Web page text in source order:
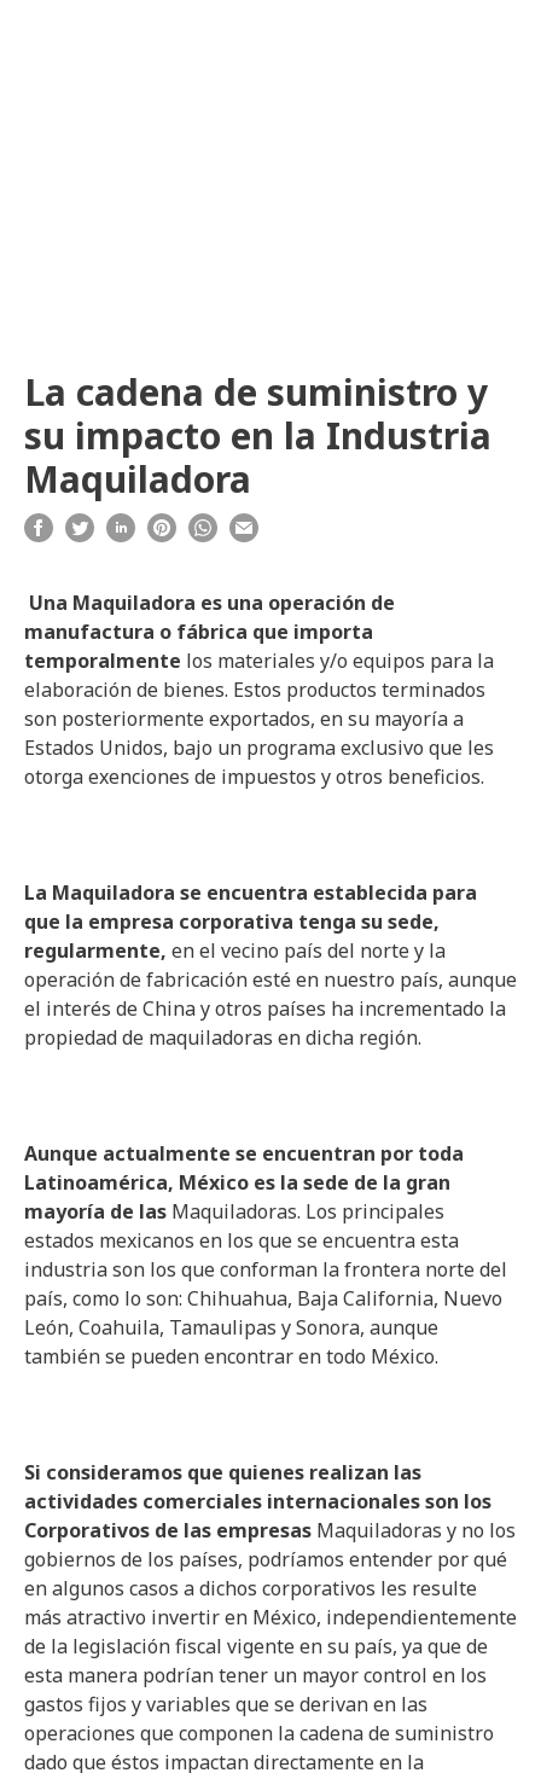
La cadena de suministro y
su impacto en la Industria
Maquiladora
Una Maquiladora es una operación de
manufactura o fábrica que importa
temporalmente los materiales y/o equipos para la
elaboración de bienes. Estos productos terminados
son posteriormente exportados, en su mayoría a
Estados Unidos, bajo un programa exclusivo que les
otorga exenciones de impuestos y otros beneficios.
La Maquiladora se encuentra establecida para
que la empresa corporativa tenga su sede,
regularmente, en el vecino país del norte y la
operación de fabricación esté en nuestro país, aunque
el interés de China y otros países ha incrementado la
propiedad de maquiladoras en dicha región.
Aunque actualmente se encuentran por toda
Latinoamérica, México es la sede de la gran
mayoría de las Maquiladoras. Los principales
estados mexicanos en los que se encuentra esta
industria son los que conforman la frontera norte del
país, como lo son: Chihuahua, Baja California, Nuevo
León, Coahuila, Tamaulipas y Sonora, aunque
también se pueden encontrar en todo México.
Si consideramos que quienes realizan las
actividades comerciales internacionales son los
Corporativos de las empresas Maquiladoras y no los
gobiernos de los países, podríamos entender por qué
en algunos casos a dichos corporativos les resulte
más atractivo invertir en México, independientemente
de la legislación fiscal vigente en su país, ya que de
esta manera podrían tener un mayor control en los
gastos fijos y variables que se derivan en las
operaciones que componen la cadena de suministro
dado que éstos impactan directamente en la